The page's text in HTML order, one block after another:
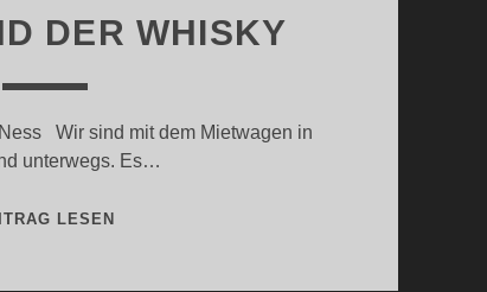
DER WHISKY
Wir sind mit dem Mietwagen in
unterwegs. Es…
LESEN